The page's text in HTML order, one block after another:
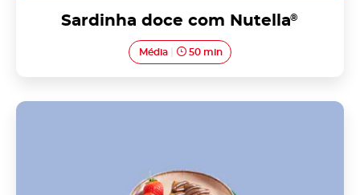
Sardinha doce com Nutella®
Média 50 min